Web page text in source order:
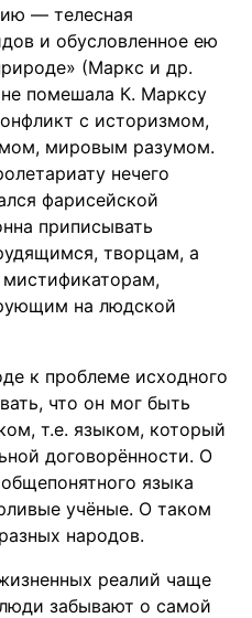
— телесная
и обусловленное ею
(Маркс и др.
помешала К. Марксу
с историзмом,
мировым разумом.
нечего
фарисейской
приписывать
творцам, а
мистификаторам,
на людской
к проблеме исходного
что он мог быть
т.е. языком, который
договорённости. О
языка
учёные. О таком
народов.
реалий чаще
забывают о самой